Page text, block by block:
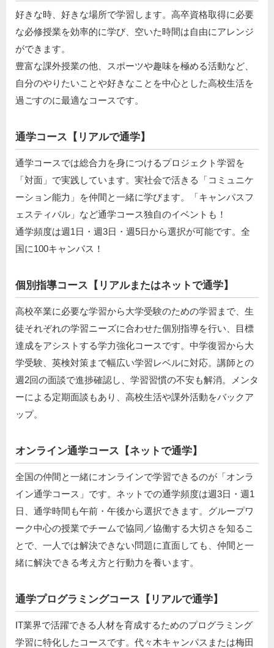
好きな時、好きな場所で学習します。高卒資格取得に必要
な必修授業を効率的に学び、空いた時間は自由にアレンジ
ができます。
豊富な課外授業の他、スポーツや趣味を極める活動など、
自分のやりたいことや好きなことを中心とした高校生活を
過ごすのに最適なコースです。
通学コース【リアルで通学】
通学コースでは総合力を身につけるプロジェクト学習を
「対面」で実践しています。実社会で活きる「コミュニケ
ーション能力」を仲間と一緒に学びます。「キャンパスフ
ェスティバル」など通学コース独自のイベントも！
通学頻度は週1日・週3日・週5日から選択が可能です。全
国に100キャンパス！
個別指導コース【リアルまたはネットで通学】
高校卒業に必要な学習から大学受験のための学習まで、生
徒それぞれの学習ニーズに合わせた個別指導を行い、目標
達成をアシストする学力強化コースです。中学復習から大
学受験、英検対策まで幅広い学習レベルに対応。講師との
週2回の面談で進捗確認し、学習習慣の不安も解消。メンタ
ーによる定期面談もあり、高校生活や課外活動をバックア
ップ。
オンライン通学コース【ネットで通学】
全国の仲間と一緒にオンラインで学習できるのが「オンラ
イン通学コース」です。ネットでの通学頻度は週3日・週1
日、通学時間も午前・午後から選択できます。グループワ
ーク中心の授業でチームで協同／協働する大切さを知るこ
とで、一人では解決できない問題に直面しても、仲間と一
緒に解決できる考え方と行動力を養います。
通学プログラミングコース【リアルで通学】
IT業界で活躍できる人材を育成するためのプログラミング
学習に特化したコースです。代々木キャンパスまたは梅田